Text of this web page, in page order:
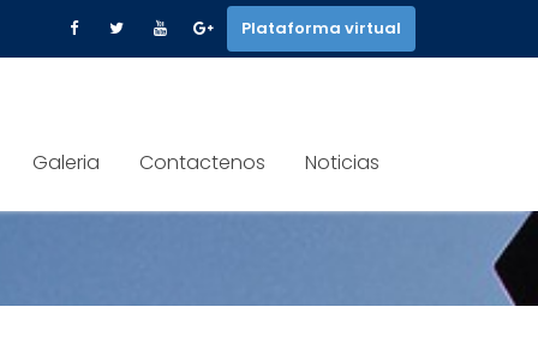
Plataforma virtual
Galeria Contactenos Noticias